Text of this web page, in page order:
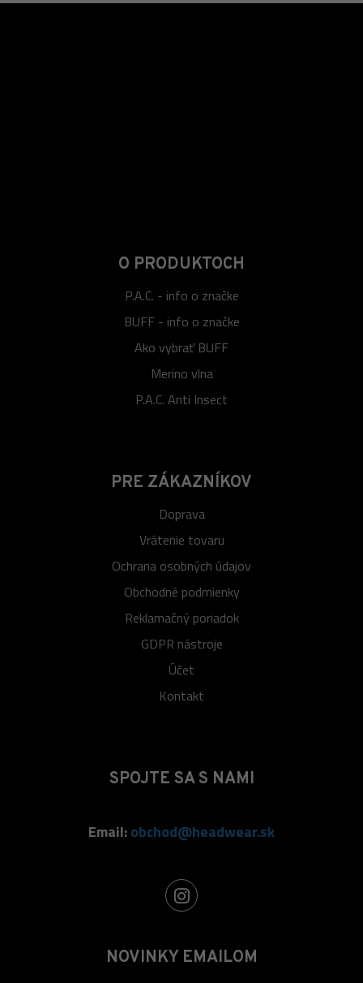
O PRODUKTOCH
P.A.C. - info o značke
BUFF - info o značke
Ako vybrať BUFF
Merino vlna
P.A.C. Anti Insect
PRE ZÁKAZNÍKOV
Doprava
Vrátenie tovaru
Ochrana osobných údajov
Obchodné podmienky
Reklamačný poriadok
GDPR nástroje
Účet
Kontakt
SPOJTE SA S NAMI
Email:obchod@headwear.sk
NOVINKY EMAILOM